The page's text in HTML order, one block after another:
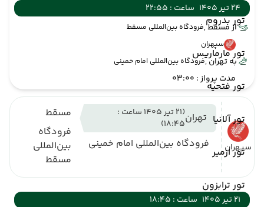
تور بدروم
تور مارماریس
تور فتحیه
تور آلانیا
تور ازمیر
تور ترابزون
24 تیر 1405
ساعت : 22:55
از مسقط ,فرودگاه بین‌المللی مسقط
سپهران
به تهران ,فرودگاه بین‌المللی امام خمینی
مدت پرواز : 03:00
سپهران
تهران
(21 تیر 1405 ساعت :
18:45)
فرودگاه بین‌المللی امام خمینی
مسقط
فرودگاه
بین‌المللی
مسقط
21 تیر 1405
ساعت : 18:45